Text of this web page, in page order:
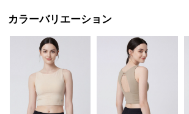
カラーバリエーション